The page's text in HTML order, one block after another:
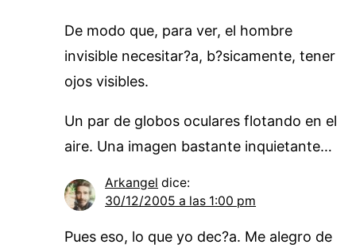
De modo que, para ver, el hombre
invisible necesitar?a, b?sicamente, tener
ojos visibles.
Un par de globos oculares flotando en el
aire. Una imagen bastante inquietante…
Arkangel dice:
30/12/2005 a las 1:00 pm
Pues eso, lo que yo dec?a. Me alegro de